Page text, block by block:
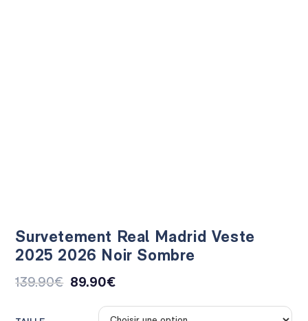
Survetement Real Madrid Veste
2025 2026 Noir Sombre
139.90€ 89.90€